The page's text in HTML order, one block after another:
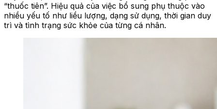
“thuốc tiên”. Hiệu quả của việc bổ sung phụ thuộc vào
nhiều yếu tố như liều lượng, dạng sử dụng, thời gian duy
trì và tình trạng sức khỏe của từng cá nhân.